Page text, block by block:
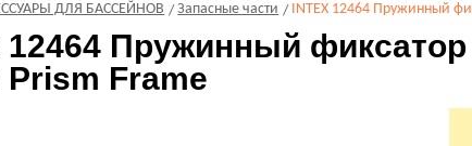
ДЛЯ БАССЕЙНОВ Запасные части INTEX 12464 Пружинный
12464 Пружинный
Prism Frame